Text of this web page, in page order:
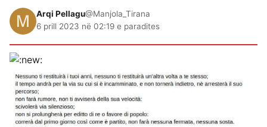
Arqi Pellagu@Manjola_Tirana
6 prill 2023 në 02:19 e paradites